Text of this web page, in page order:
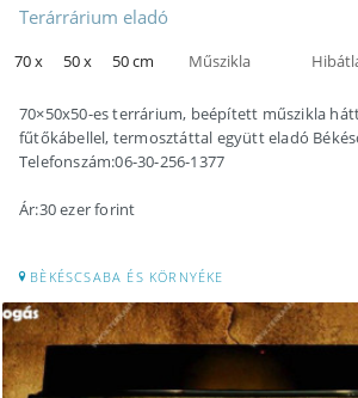
Terárrárium eladó
70 x 50 x 50 cm Műszikla
70×50x50-es terrárium, beépített műszikla
fűtőkábellel, termosztáttal együtt eladó
Telefonszám:06-30-256-1377
Ár:30 ezer forint
BÈKÉSCSABA ÉS KÖRNYÉKE